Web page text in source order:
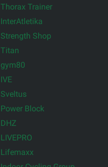
Thorax Trainer
InterAtletika
Strength Shop
Titan
gym80
IVE
Sveltus
Power Block
DHZ
LIVEPRO
Lifemaxx